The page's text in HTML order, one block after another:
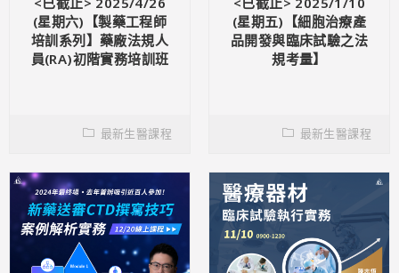
(星期六)【製藥工程師
培訓系列】藥廠法規人
員(RA)初階實務培訓班
最新生醫課程
(星期五)【細胞治療產
品開發與臨床試驗之法
規考量】
最新生醫課程